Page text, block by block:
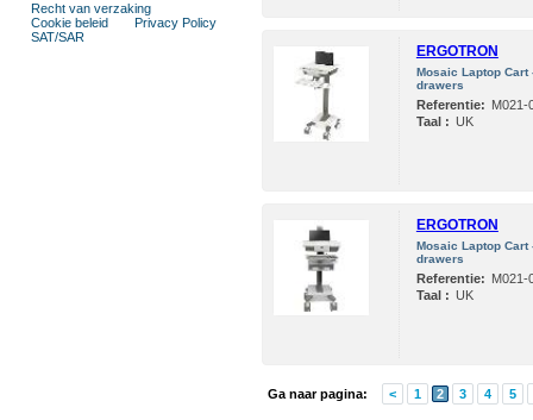
Recht van verzaking
Cookie beleid
Privacy Policy
SAT/SAR
ERGOTRON
Mosaic Laptop
drawers
Referentie: M021-
Taal : UK
ERGOTRON
Mosaic Laptop
drawers
Referentie: M021-
Taal : UK
Ga naar pagina: < 1 2 3 4 5